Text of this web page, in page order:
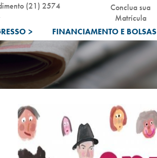
> FINANCIAMENTO E BOLSAS
(21) 2574
Conclua sua
Matrícula